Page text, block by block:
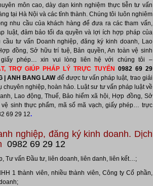
môn cao, dày dạn kinh nghiệm thực tiễn tư vấn
tại Hà Nội và các tỉnh thành. Chúng tôi luôn nghiêm
nhu cầu của khách hàng để đưa ra các tham vấn,
luật, đảm bảo tối đa quyền và lợi ích hợp pháp của
cầu tư vấn Doanh nghiệp, đăng ký kinh doanh, Lao
đồng, Sở hữu trí tuệ, Bản quyền, An toàn vệ sinh
giấy phép… xin vui lòng liên hệ với chúng tôi –
TRỢ GIÚP PHÁP LÝ TRỰC TUYẾN 0982 69 29
| ANH BANG LAWđể được tư vấn pháp luật, trao giải
nghiệp, hoàn hảo. Luật sư tư vấn pháp luật về
Lao động, Thuế, Bảo hiểm xã hội, Hợp đồng, Sở
vệ sinh thực phẩm, mã số mã vạch, giấy phép… trực
69 29 12.
nghiệp, đăng ký kinh doanh. Dịch
0982 69 29 12
Tư vấn Đầu tư, liên doanh, liên danh, liên kết…;
1 thành viên, nhiều thành viên, Công ty Cổ phần,